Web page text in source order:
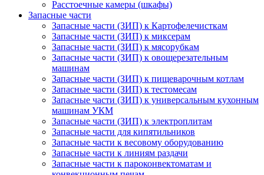
Расстоечные камеры (шкафы)
Запасные части
Запасные части (ЗИП) к Картофелечисткам
Запасные части (ЗИП) к миксерам
Запасные части (ЗИП) к мясорубкам
Запасные части (ЗИП) к овощерезательным
машинам
Запасные части (ЗИП) к пищеварочным котлам
Запасные части (ЗИП) к тестомесам
Запасные части (ЗИП) к универсальным кухонным
машинам УКМ
Запасные части (ЗИП) к электроплитам
Запасные части для кипятильников
Запасные части к весовому оборудованию
Запасные части к линиям раздачи
Запасные части к пароконвектоматам и